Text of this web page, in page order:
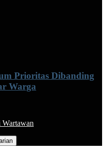
Prioritas Dibanding
Warga
Wartawan